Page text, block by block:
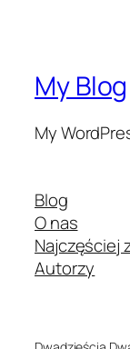
My Blog
My
Blog
O nas
Najczęściej
Autorzy